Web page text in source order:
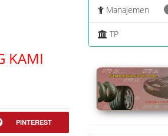
KAMI
PINTEREST
Manajemen
TP